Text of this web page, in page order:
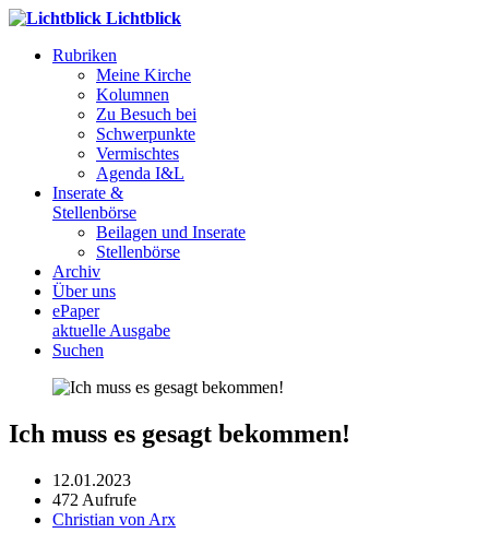
Lichtblick
Rubriken
Meine Kirche
Kolumnen
Zu Besuch bei
Schwerpunkte
Vermischtes
Agenda I&L
Inserate &
Stellenbörse
Beilagen und Inserate
Stellenbörse
Archiv
Über uns
ePaper
aktuelle Ausgabe
Suchen
Ich muss es gesagt bekommen!
12.01.2023
472 Aufrufe
Christian von Arx